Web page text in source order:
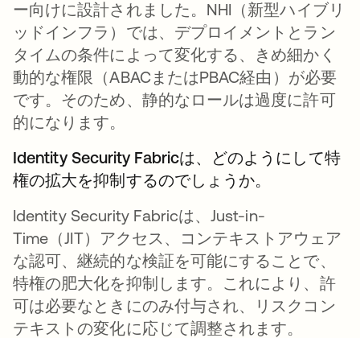
ー向けに設計されました。NHI（新型ハイブリ
ッドインフラ）では、デプロイメントとラン
タイムの条件によって変化する、きめ細かく
動的な権限（ABACまたはPBAC経由）が必要
です。そのため、静的なロールは過度に許可
的になります。
Identity Security Fabricは、どのようにして特
権の拡大を抑制するのでしょうか。
Identity Security Fabricは、Just-in-
Time（JIT）アクセス、コンテキストアウェア
な認可、継続的な検証を可能にすることで、
特権の肥大化を抑制します。これにより、許
可は必要なときにのみ付与され、リスクコン
テキストの変化に応じて調整されます。